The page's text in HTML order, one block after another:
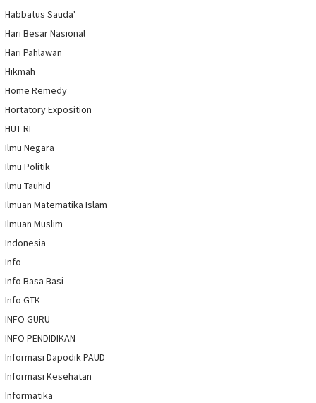
Habbatus Sauda'
Hari Besar Nasional
Hari Pahlawan
Hikmah
Home Remedy
Hortatory Exposition
HUT RI
Ilmu Negara
Ilmu Politik
Ilmu Tauhid
Ilmuan Matematika Islam
Ilmuan Muslim
Indonesia
Info
Info Basa Basi
Info GTK
INFO GURU
INFO PENDIDIKAN
Informasi Dapodik PAUD
Informasi Kesehatan
Informatika